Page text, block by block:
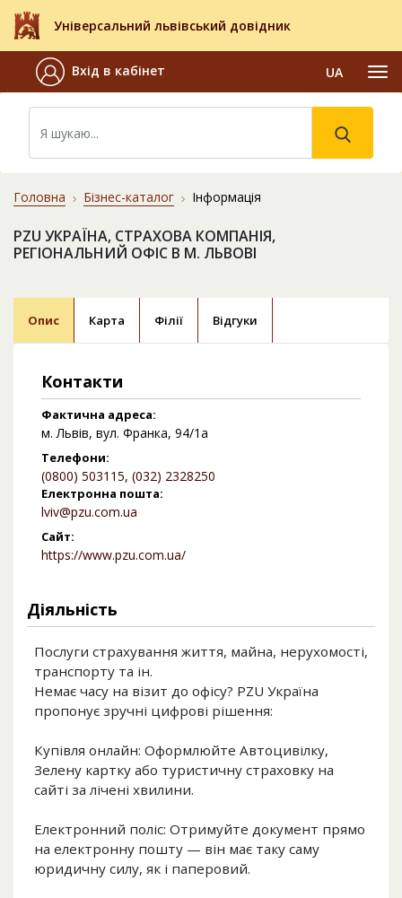
Універсальний львівський довідник
Вхід в кабінет UA
Головна Бізнес-каталог Інформація
PZU УКРАЇНА, СТРАХОВА КОМПАНІЯ,
РЕГІОНАЛЬНИЙ ОФІС В М. ЛЬВОВІ
Опис Карта Філії Відгуки
Контакти
Фактична адреса:
м. Львів, вул. Франка, 94/1а
Телефони:
(0800) 503115, (032) 2328250
Електронна пошта:
lviv@pzu.com.ua
Сайт:
https://www.pzu.com.ua/
Діяльність
Послуги страхування життя, майна, нерухомості,
транспорту та ін.
Немає часу на візит до офісу? PZU Україна
пропонує зручні цифрові рішення:
Купівля онлайн: Оформлюйте Автоцивілку,
Зелену картку або туристичну страховку на
сайті за лічені хвилини.
Електронний поліс: Отримуйте документ прямо
на електронну пошту — він має таку саму
юридичну силу, як і паперовий.